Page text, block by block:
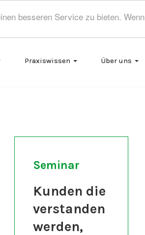
besseren Service zu bieten. Wenn
Praxiswissen Über uns
Seminar
Kunden die
verstanden
werden,